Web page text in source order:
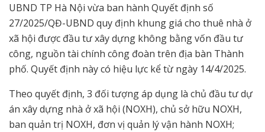
UBND TP Hà Nội vừa ban hành Quyết định số
27/2025/QĐ-UBND quy định khung giá cho thuê nhà ở
xã hội được đầu tư xây dựng không bằng vốn đầu tư
công, nguồn tài chính công đoàn trên địa bàn Thành
phố. Quyết định này có hiệu lực kể từ ngày 14/4/2025.
Theo quyết định, 3 đối tượng áp dụng là chủ đầu tư dự
án xây dựng nhà ở xã hội (NOXH), chủ sở hữu NOXH,
ban quản trị NOXH, đơn vị quản lý vận hành NOXH;